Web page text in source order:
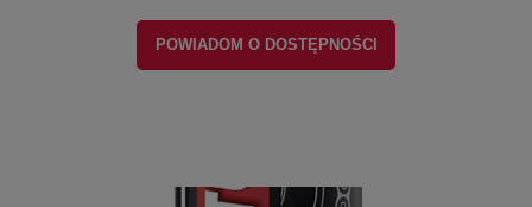
POWIADOM O DOSTĘPNOŚCI